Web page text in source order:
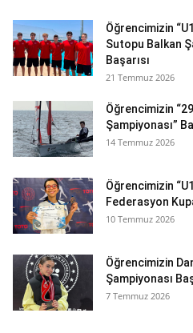
Öğrencimizin
Sutopu Balkan
Başarısı
21 Temmuz 2026
Öğrencimizin
Şampiyonası”
14 Temmuz 2026
Öğrencimizin
Federasyon
10 Temmuz 2026
Öğrencimizin
Şampiyonası
7 Temmuz 2026